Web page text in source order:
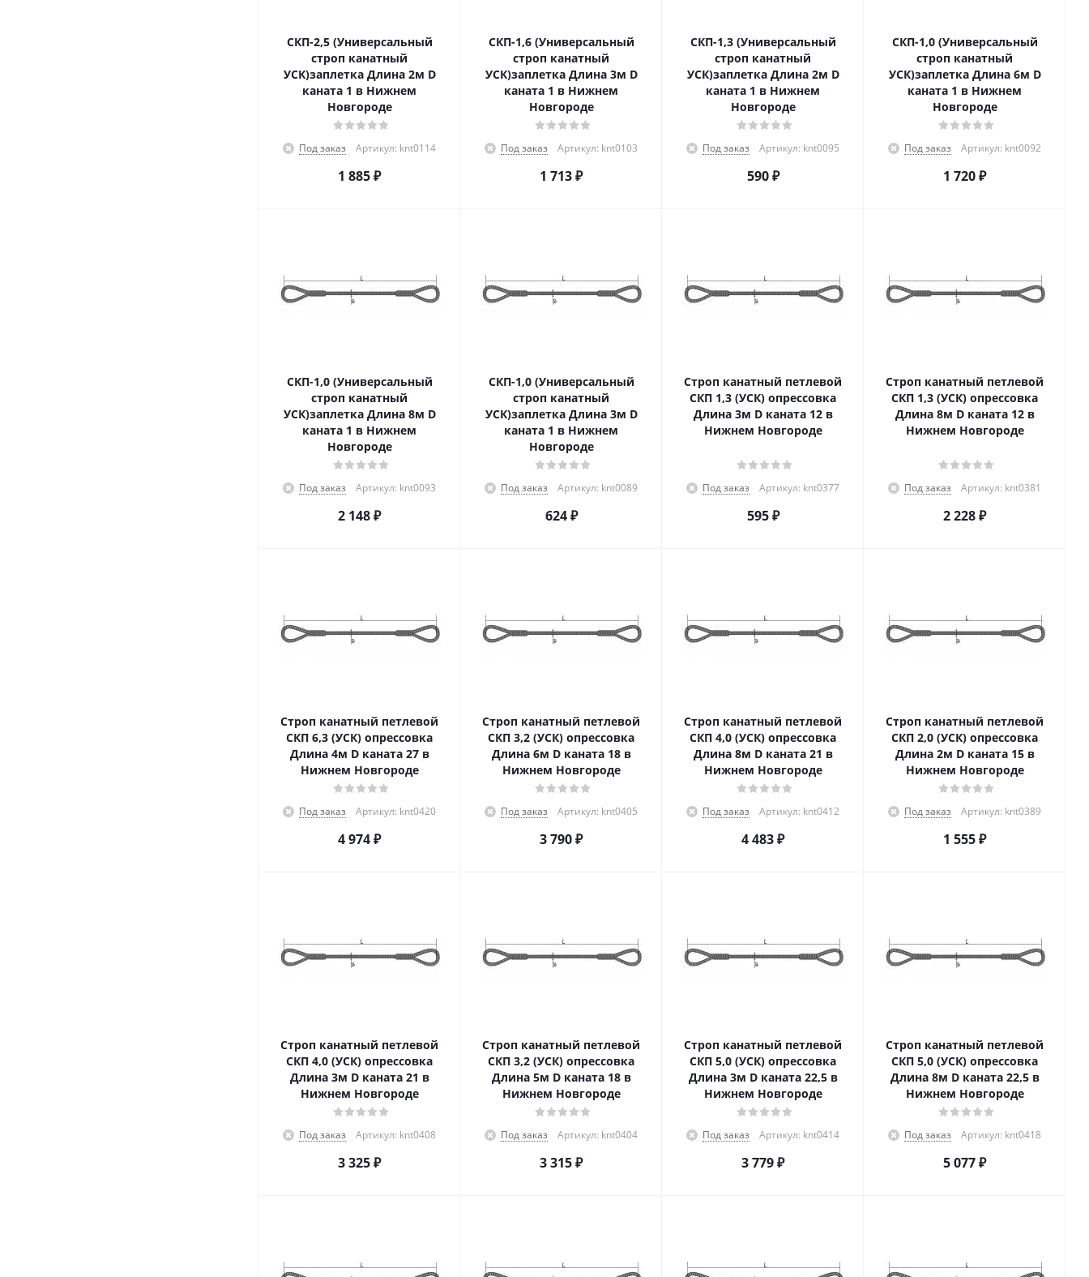
СКП-2,5 (Универсальный
строп канатный
УСК)заплетка Длина 2м D
каната 1 в Нижнем
Новгороде
Под заказ Артикул: knt0114
1 885₽
СКП-1,6 (Универсальный
строп канатный
УСК)заплетка Длина 3м D
каната 1 в Нижнем
Новгороде
Под заказ Артикул: knt0103
1 713₽
СКП-1,3 (Универсальный
строп канатный
УСК)заплетка Длина 2м D
каната 1 в Нижнем
Новгороде
Под заказ Артикул: knt0095
590₽
СКП-1,0 (Универсальный
строп канатный
УСК)заплетка Длина 6м D
каната 1 в Нижнем
Новгороде
Под заказ Артикул: knt0092
1 720₽
СКП-1,0 (Универсальный
строп канатный
УСК)заплетка Длина 8м D
каната 1 в Нижнем
Новгороде
Под заказ Артикул: knt0093
2 148₽
СКП-1,0 (Универсальный
строп канатный
УСК)заплетка Длина 3м D
каната 1 в Нижнем
Новгороде
Под заказ Артикул: knt0089
624₽
Строп канатный петлевой
СКП 1,3 (УСК) опрессовка
Длина 3м D каната 12 в
Нижнем Новгороде
Под заказ Артикул: knt0377
595₽
Строп канатный петлевой
СКП 1,3 (УСК) опрессовка
Длина 8м D каната 12 в
Нижнем Новгороде
Под заказ Артикул: knt0381
2 228₽
Строп канатный петлевой
СКП 6,3 (УСК) опрессовка
Длина 4м D каната 27 в
Нижнем Новгороде
Под заказ Артикул: knt0420
4 974₽
Строп канатный петлевой
СКП 3,2 (УСК) опрессовка
Длина 6м D каната 18 в
Нижнем Новгороде
Под заказ Артикул: knt0405
3 790₽
Строп канатный петлевой
СКП 4,0 (УСК) опрессовка
Длина 8м D каната 21 в
Нижнем Новгороде
Под заказ Артикул: knt0412
4 483₽
Строп канатный петлевой
СКП 2,0 (УСК) опрессовка
Длина 2м D каната 15 в
Нижнем Новгороде
Под заказ Артикул: knt0389
1 555₽
Строп канатный петлевой
СКП 4,0 (УСК) опрессовка
Длина 3м D каната 21 в
Нижнем Новгороде
Под заказ Артикул: knt0408
3 325₽
Строп канатный петлевой
СКП 3,2 (УСК) опрессовка
Длина 5м D каната 18 в
Нижнем Новгороде
Под заказ Артикул: knt0404
3 315₽
Строп канатный петлевой
СКП 5,0 (УСК) опрессовка
Длина 3м D каната 22,5 в
Нижнем Новгороде
Под заказ Артикул: knt0414
3 779₽
Строп канатный петлевой
СКП 5,0 (УСК) опрессовка
Длина 8м D каната 22,5 в
Нижнем Новгороде
Под заказ Артикул: knt0418
5 077₽